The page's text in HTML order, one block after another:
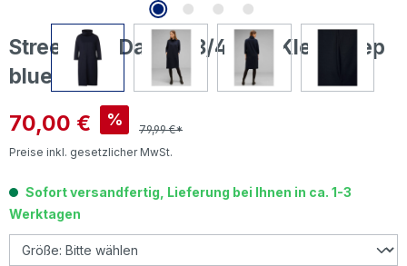
Street One Damen 3/4 Arm Kleid deep
blue
Verkaufspreis:
70,00 € %
79,99 €*
Preise inkl. gesetzlicher MwSt.
Sofort versandfertig, Lieferung bei Ihnen in ca. 1-3
Werktagen